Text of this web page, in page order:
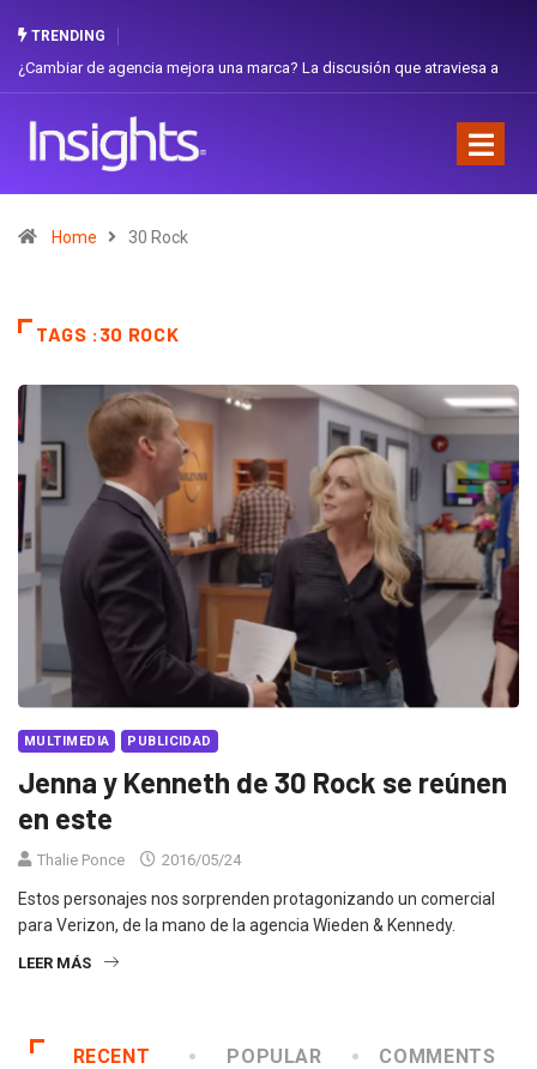
TRENDING
¿Cambiar de agencia mejora una marca? La discusión que atraviesa a
Home 30 Rock
TAGS :30 ROCK
MULTIMEDIA PUBLICIDAD
Jenna y Kenneth de 30 Rock se reúnen
en este
Thalie Ponce 2016/05/24
Estos personajes nos sorprenden protagonizando un comercial
para Verizon, de la mano de la agencia Wieden & Kennedy.
LEER MÁS
RECENT POPULAR COMMENTS